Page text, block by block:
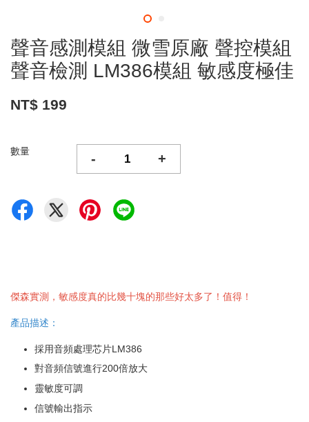
聲音感測模組 微雪原廠 聲控模組
聲音檢測 LM386模組 敏感度極佳
NT$ 199
數量 - +
傑森實測，敏感度真的比幾十塊的那些好太多了！值得！
產品描述：
採用音頻處理芯片LM386
對音頻信號進行200倍放大
靈敏度可調
信號輸出指示